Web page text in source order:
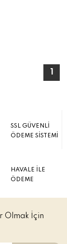
SSL GÜVENLİ
ÖDEME SİSTEMİ
HAVALE İLE
ÖDEME
Olmak İçin